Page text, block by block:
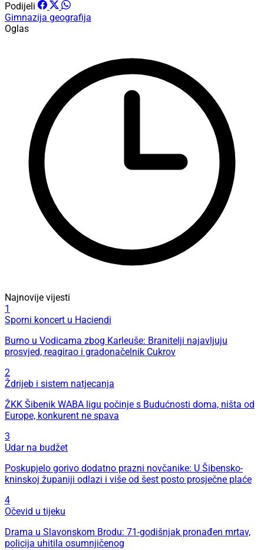
Podijeli
Gimnazija geografija
Oglas
Najnovije vijesti
1
Sporni koncert u Haciendi
Burno u Vodicama zbog Karleuše: Branitelji najavljuju
prosvjed, reagirao i gradonačelnik Cukrov
2
Ždrijeb i sistem natjecanja
ŽKK Šibenik WABA ligu počinje s Budućnosti doma, ništa od
Europe, konkurent ne spava
3
Udar na budžet
Poskupjelo gorivo dodatno prazni novčanike: U Šibensko-
kninskoj županiji odlazi i više od šest posto prosječne plaće
4
Očevid u tijeku
Drama u Slavonskom Brodu: 71-godišnjak pronađen mrtav,
policija uhitila osumnjičenog